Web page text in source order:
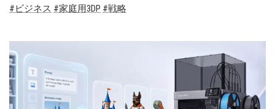
ビジネス
家庭用3DP 戦略